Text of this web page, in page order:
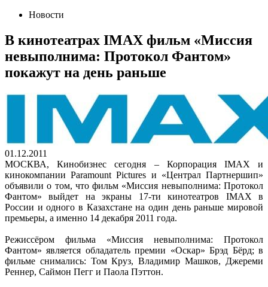
Новости
В кинотеатрах IMAX фильм «Миссия
невыполнима: Протокол Фантом»
покажут на день раньше
01.12.2011
МОСКВА, Кинобизнес сегодня – Корпорация IMAX и
кинокомпании Paramount Pictures и «Централ Партнершип»
объявили о том, что фильм «Миссия невыполнима: Протокол
Фантом» выйдет на экраны 17-ти кинотеатров IMAX в
России и одного в Казахстане на один день раньше мировой
премьеры, а именно 14 декабря 2011 года.
Режиссёром фильма «Миссия невыполнима: Протокол
Фантом» является обладатель премии «Оскар» Брэд Бёрд; в
фильме снимались: Том Круз, Владимир Машков, Джереми
Реннер, Саймон Пегг и Паола Пэттон.